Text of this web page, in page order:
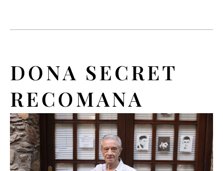
DONA SECRET
RECOMANA